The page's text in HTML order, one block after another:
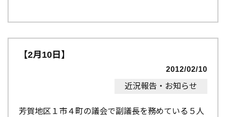
【2月10日】
2012/02/10
近況報告・お知らせ
芳賀地区１市４町の議会で副議長を務めている５人